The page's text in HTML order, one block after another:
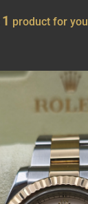
1 product for you